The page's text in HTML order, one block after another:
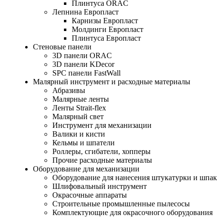
Плинтуса ORAC
Лепнина Европласт
Карнизы Европласт
Молдинги Европласт
Плинтуса Европласт
Стеновые панели
3D панели ORAC
3D панели KDecor
SPC панели FastWall
Малярный инструмент и расходные материалы
Абразивы
Малярные ленты
Ленты Strait-flex
Малярный свет
Инструмент для механизации
Валики и кисти
Кельмы и шпатели
Роллеры, сгибатели, хопперы
Прочие расходные материалы
Оборудование для механизации
Оборудование для нанесения штукатурки и
Шлифовальный инструмент
Окрасочные аппараты
Строительные промышленные пылесосы
Комплектующие для окрасочного оборудования